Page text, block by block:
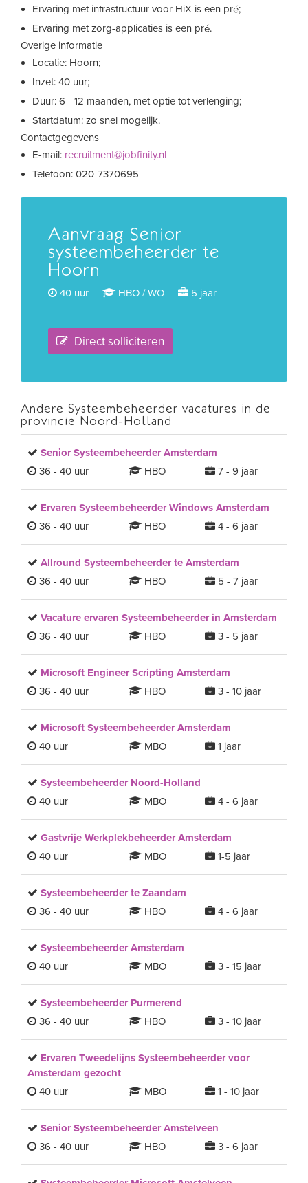
Ervaring met infrastructuur voor HiX is een pré;
Ervaring met zorg-applicaties is een pré.
Overige informatie
Locatie: Hoorn;
Inzet: 40 uur;
Duur: 6 - 12 maanden, met optie tot verlenging;
Startdatum: zo snel mogelijk.
Contactgegevens
E-mail: recruitment@jobfinity.nl
Telefoon: 020-7370695
Aanvraag Senior
systeembeheerder te
Hoorn
40 uur HBO / WO 5 jaar
Direct solliciteren
Andere Systeembeheerder vacatures in de
provincie Noord-Holland
Senior Systeembeheerder Amsterdam
36 - 40 uur
HBO 7 - 9 jaar
Ervaren Systeembeheerder Windows Amsterdam
36 - 40 uur
HBO 4 - 6 jaar
Allround Systeembeheerder te Amsterdam
36 - 40 uur
HBO 5 - 7 jaar
Vacature ervaren Systeembeheerder in Amsterdam
36 - 40 uur
HBO 3 - 5 jaar
Microsoft Engineer Scripting Amsterdam
36 - 40 uur
HBO 3 - 10 jaar
Microsoft Systeembeheerder Amsterdam
40 uur
MBO 1 jaar
Systeembeheerder Noord-Holland
40 uur
MBO 4 - 6 jaar
Gastvrije Werkplekbeheerder Amsterdam
40 uur
MBO 1-5 jaar
Systeembeheerder te Zaandam
36 - 40 uur
HBO 4 - 6 jaar
Systeembeheerder Amsterdam
40 uur
MBO 3 - 15 jaar
Systeembeheerder Purmerend
36 - 40 uur
HBO 3 - 10 jaar
Ervaren Tweedelijns Systeembeheerder voor
Amsterdam gezocht
40 uur
MBO 1 - 10 jaar
Senior Systeembeheerder Amstelveen
36 - 40 uur
HBO 3 - 6 jaar